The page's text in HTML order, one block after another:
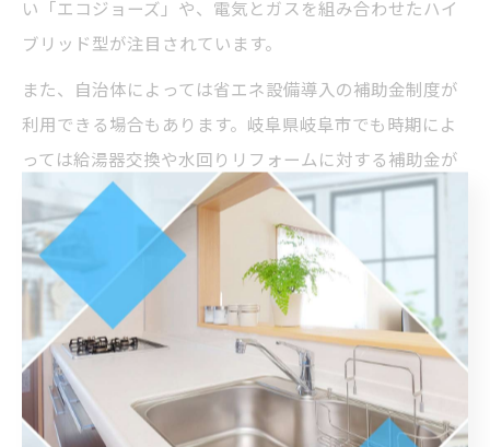
い「エコジョーズ」や、電気とガスを組み合わせたハイ
ブリッド型が注目されています。
また、自治体によっては省エネ設備導入の補助金制度が
利用できる場合もあります。岐阜県岐阜市でも時期によ
っては給湯器交換や水回りリフォームに対する補助金が
出ることがあるため、最新情報を確認しましょう。
「毎月のガス代が大幅に下がった」「補助金を利用して
お得にリフォームできた」といった成功例も多く、専門
業者のアドバイスを受けながら賢く設備選びを進めるこ
とが大切です。